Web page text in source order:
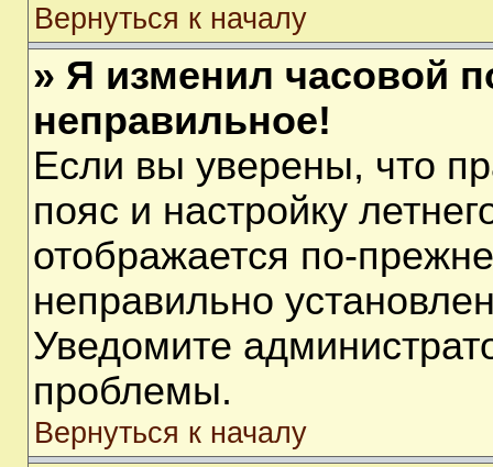
Вернуться к началу
» Я изменил часовой
неправильное!
Если вы уверены, что
пояс и настройку
отображается по-
неправильно
Уведомите
проблемы.
Вернуться к началу